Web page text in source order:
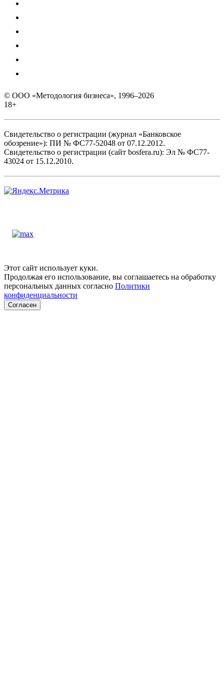
© ООО «Методология бизнеса», 1996–2026
18+
Свидетельство о регистрации (журнал «Банковское
обозрение»): ПИ № ФС77-52048 от 07.12.2012.
Свидетельство о регистрации (сайт bosfera.ru): Эл № ФС77-
43024 от 15.12.2010.
Этот сайт использует куки.
Продолжая его использование, вы соглашаетесь на обработку
персональных данных согласно Политики
конфиденциальности
Согласен